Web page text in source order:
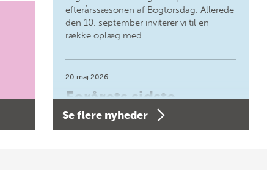
efterårssæsonen af Bogtorsdag. Allerede
den 10. september inviterer vi til en
række oplæg med…
20 maj 2026
Forårets sidste
Bogtorsdag 11. juni
Se flere nyheder